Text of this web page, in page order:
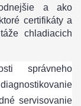
a ako
certifikáty a
chladiacich
správneho
servisovanie